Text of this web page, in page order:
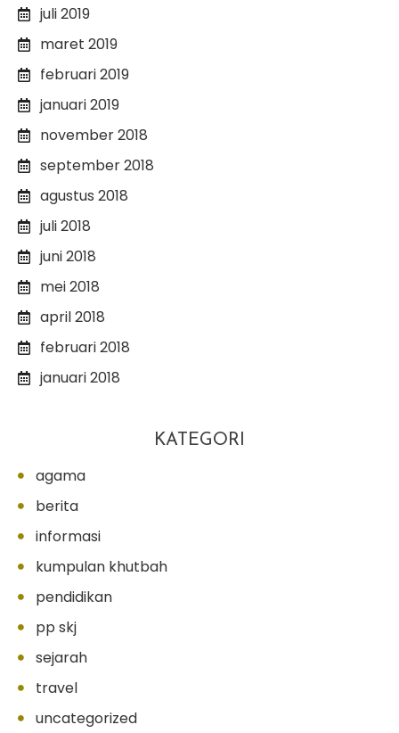
juli 2019
maret 2019
februari 2019
januari 2019
november 2018
september 2018
agustus 2018
juli 2018
juni 2018
mei 2018
april 2018
februari 2018
januari 2018
KATEGORI
agama
berita
informasi
kumpulan khutbah
pendidikan
pp skj
sejarah
travel
uncategorized